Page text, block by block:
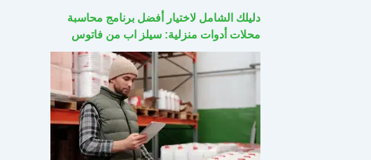
دليلك الشامل لاختيار أفضل برنامج محاسبة
محلات أدوات منزلية: سيلز اب من فاتوس